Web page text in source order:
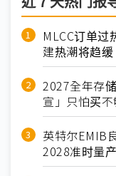
MLCC订单
建热潮将趋缓
2027全年存
宣」只怕买不
英特尔EMIB
2028准时量产